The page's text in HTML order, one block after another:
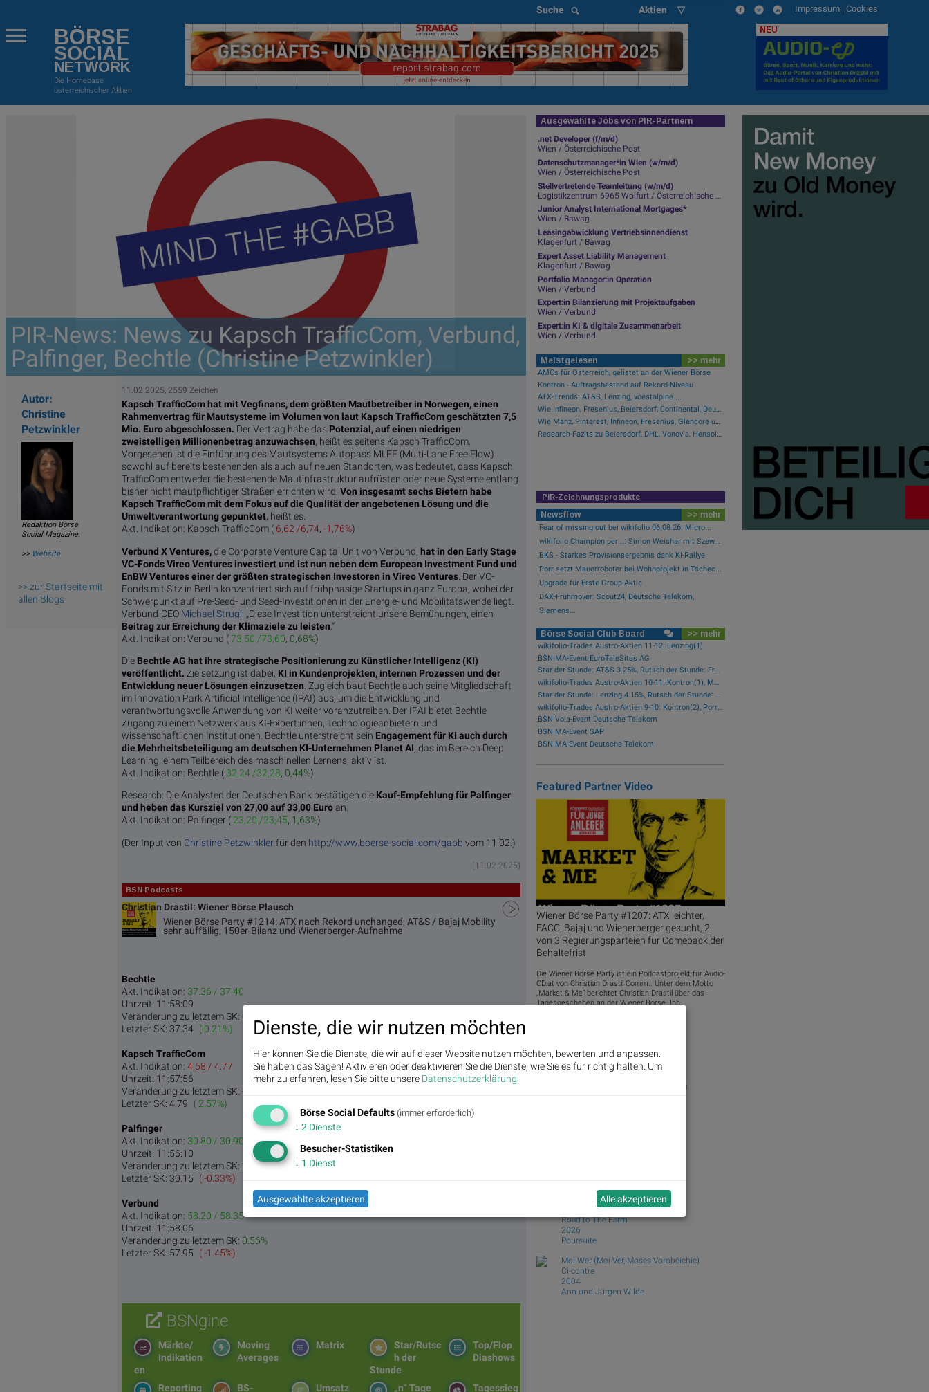
Suche Aktien ▽ Impressum | Cookies
BÖRSE
SOCIAL
NETWORK
Die Homebase
österreichischer Aktien
NEU
PIR-News: News zu Kapsch TrafficCom, Verbund,
Palfinger, Bechtle (Christine Petzwinkler)
Autor:
Christine
Petzwinkler
Redaktion Börse
Social Magazine.
>> Website
>> zur Startseite mit
allen Blogs
11.02.2025, 2559 Zeichen
Kapsch TrafficCom hat mit Vegfinans, dem größten Mautbetreiber in Norwegen, einen
Rahmenvertrag für Mautsysteme im Volumen von laut Kapsch TrafficCom geschätzten 7,5
Mio. Euro abgeschlossen. Der Vertrag habe das Potenzial, auf einen niedrigen
zweistelligen Millionenbetrag anzuwachsen, heißt es seitens Kapsch TrafficCom.
Vorgesehen ist die Einführung des Mautsystems Autopass MLFF (Multi-Lane Free Flow)
sowohl auf bereits bestehenden als auch auf neuen Standorten, was bedeutet, dass Kapsch
TrafficCom entweder die bestehende Mautinfrastruktur aufrüsten oder neue Systeme entlang
bisher nicht mautpflichtiger Straßen errichten wird.Von insgesamt sechs Bietern habe
Kapsch TrafficCom mit dem Fokus auf die Qualität der angebotenen Lösung und die
Umweltverantwortung gepunktet, heißt es.
Kapsch TrafficCom (
Akt. Indikation: 6,62 /6,74,-1,76%)
Verbund X Ventures,die Corporate Venture Capital Unit von Verbund, hat in den Early Stage
VC-Fonds Vireo Ventures investiert und ist nun neben dem European Investment Fund und
EnBW Ventures einer der größten strategischen Investoren in Vireo Ventures . Der VC-
Fonds mit Sitz in Berlin konzentriert sich auf frühphasige Startups in ganz Europa, wobei der
Schwerpunkt auf Pre-Seed- und Seed-Investitionen in der Energie- und Mobilitätswende liegt.
Verbund-CEO Michael Strugl: „Diese Investition unterstreicht unsere Bemühungen, einen
Beitrag zur Erreichung der Klimaziele zu leisten.“
Verbund (
Akt. Indikation: 73,50 /73,60, 0,68%)
Die Bechtle AG hat ihre strategische Positionierung zu Künstlicher Intelligenz (KI)
veröffentlicht. Zielsetzung ist dabei, KI in Kundenprojekten, internen Prozessen und der
Entwicklung neuer Lösungen einzusetzen . Zugleich baut Bechtle auch seine Mitgliedschaft
im Innovation Park Artificial Intelligence (IPAI) aus, um die Entwicklung und
verantwortungsvolle Anwendung von KI weiter voranzutreiben. Der IPAI bietet Bechtle
Zugang zu einem Netzwerk aus KI-Expert:innen, Technologieanbietern und
wissenschaftlichen Institutionen. Bechtle unterstreicht sein Engagement für KI auch durch
die Mehrheitsbeteiligung am deutschen KI-Unternehmen Planet AI, das im Bereich Deep
Learning, einem Teilbereich des maschinellen Lernens, aktiv ist.
Bechtle (
Akt. Indikation: 32,24 /32,28, 0,44%)
Research: Die Analysten der Deutschen Bank bestätigen die Kauf-Empfehlung für Palfinger
und heben das Kursziel von 27,00 auf 33,00 Euroan.
Palfinger (
Akt. Indikation: 23,20 /23,45, 1,63%)
(Der Input von Christine Petzwinklerfür den http://www.boerse-social.com/gabb vom 11.02.)
(11.02.2025)
BSN Podcasts
Christian Drastil: Wiener Börse Plausch
Wiener Börse Party #1214: ATX nach Rekord unchanged, AT&S / Bajaj Mobility
sehr auffällig, 150er-Bilanz und Wienerberger-Aufnahme
Bechtle
Akt. Indikation:37.36 / 37.40
Uhrzeit: 11:58:09
Veränderung zu letztem SK: 0.11%
Letzter SK:37.34 ( 0.21%)
Kapsch TrafficCom
Akt. Indikation:4.68 / 4.77
Uhrzeit: 11:57:56
Veränderung zu letztem SK:-1.36%
Letzter SK:4.79 ( 2.57%)
Palfinger
Akt. Indikation:30.80 / 30.90
Uhrzeit: 11:56:10
Veränderung zu letztem SK:2.32%
Letzter SK:30.15 ( -0.33%)
Verbund
Akt. Indikation: 58.20 / 58.35
Uhrzeit: 11:58:06
Veränderung zu letztem SK: 0.56%
Letzter SK: 57.95 ( -1.45%)
BSNgine
Top/Flop
Diashows
Star/Rutsc
h der
Stunde
Matrix
Moving
Averages
Märkte/
Indikation
en
Tagessieg
„n“ Tage
Umsatz
BS-
Reporting
Ausgewählte Jobs von PIR-Partnern
.net Developer (f/m/d)
Wien / Österreichische Post
Datenschutzmanager*in Wien (w/m/d)
Wien / Österreichische Post
Stellvertretende Teamleitung (w/m/d)
Logistikzentrum 6965 Wolfurt / Österreichische Post
Junior Analyst International Mortgages*
Wien / Bawag
Leasingabwicklung Vertriebsinnendienst
Klagenfurt / Bawag
Expert Asset Liability Management
Klagenfurt / Bawag
Portfolio Manager:in Operation
Wien / Verbund
Expert:in Bilanzierung mit Projektaufgaben
Wien / Verbund
Expert:in KI & digitale Zusammenarbeit
Wien / Verbund
Meistgelesen >> mehr
AMCs für Österreich, gelistet an der Wiener Börse
Kontron - Auftragsbestand auf Rekord-Niveau
ATX-Trends: AT&S, Lenzing, voestalpine ...
Wie Infineon, Fresenius, Beiersdorf, Continental, Deutsche Post und Bayer für Gesprächsstoff im DAX sorgten
Wie Manz, Pinterest, Infineon, Fresenius, Glencore und Lenzing für Gesprächsstoff sorgten
Research-Fazits zu Beiersdorf, DHL, Vonovia, Hensoldt ...
PIR-Zeichnungsprodukte
Newsflow >> mehr
Fear of missing out bei wikifolio 06.08.26: Micro...
wikifolio Champion per ..: Simon Weishar mit Szew...
BKS - Starkes Provisionsergebnis dank KI-Rallye
Porr setzt Mauerroboter bei Wohnprojekt in Tschec...
Upgrade für Erste Group-Aktie
DAX-Frühmover: Scout24, Deutsche Telekom,
Siemens...
Börse Social Club Board >> mehr
wikifolio-Trades Austro-Aktien 11-12: Lenzing(1)
BSN MA-Event EuroTeleSites AG
Star der Stunde: AT&S 3.25%, Rutsch der Stunde: Frequentis -1.15%
wikifolio-Trades Austro-Aktien 10-11: Kontron(1), Mayr-Melnhof(1)
Star der Stunde: Lenzing 4.15%, Rutsch der Stunde: AT&S -3.08%
BSN Vola-Event Deutsche Telekom
BSN MA-Event SAP
BSN MA-Event Deutsche Telekom
Featured Partner Video
Wiener Börse Party #1207: ATX leichter,
FACC, Bajaj und Wienerberger gesucht, 2
von 3 Regierungsparteien für Comeback der
Behaltefrist
Die Wiener Börse Party ist ein Podcastprojekt für Audio-
CD.at von Christian Drastil Comm.. Unter dem Motto
„Market & Me“ berichtet Christian Drastil über das
Tagesgeschehen an der Wiener Börse. Inh...
Dag Alveng
Asylum
Koks Forlag & Preus Fotomuseum
1995
Telescope
Ola Rindal
Road to The Farm
2026
Poursuite
Moi Wer (Moi Ver, Moses Vorobeichic)
Ci-contre
2004
Ann und Jürgen Wilde
Dienste, die wir nutzen möchten
Hier können Sie die Dienste, die wir auf dieser Website nutzen möchten, bewerten und anpassen.
Sie haben das Sagen! Aktivieren oder deaktivieren Sie die Dienste, wie Sie es für richtig halten. Um
mehr zu erfahren, lesen Sie bitte unsere Datenschutzerklärung.
Börse Social Defaults (immer erforderlich)
↓ 2 Dienste
Besucher-Statistiken
↓ 1 Dienst
Ausgewählte akzeptieren Alle akzeptieren